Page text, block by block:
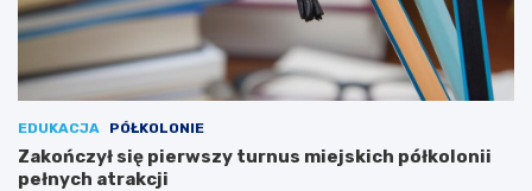
EDUKACJA PÓŁKOLONIE
Zakończył się pierwszy turnus miejskich półkolonii
pełnych atrakcji